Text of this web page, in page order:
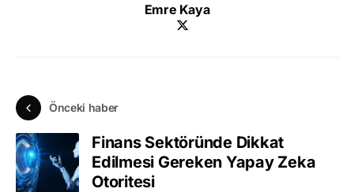
Emre Kaya
Önceki haber
Finans Sektöründe Dikkat
Edilmesi Gereken Yapay Zeka
Otoritesi